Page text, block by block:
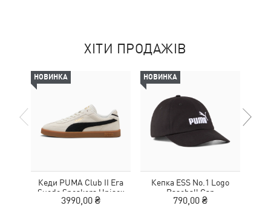
ХІТИ ПРОДАЖІВ
НОВИНКА
Кеди PUMA Club II Era
Suede Sneakers Unisex
3990,00 ₴
НОВИНКА
Кепка ESS No.1 Logo
Baseball Cap
790,00 ₴